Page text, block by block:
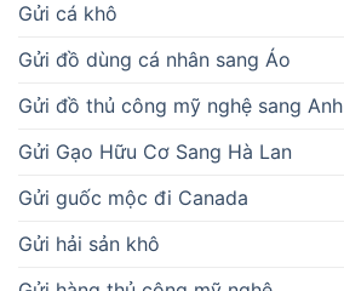
Gửi cá khô
Gửi đồ dùng cá nhân sang Áo
Gửi đồ thủ công mỹ nghệ sang Anh
Gửi Gạo Hữu Cơ Sang Hà Lan
Gửi guốc mộc đi Canada
Gửi hải sản khô